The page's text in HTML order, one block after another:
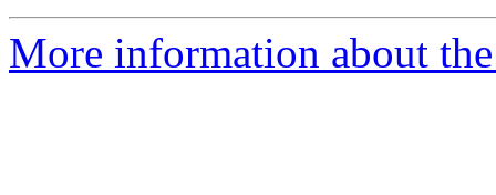
More information about